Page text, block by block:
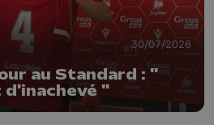
30/07/2026
au Standard : "
d'inachevé "